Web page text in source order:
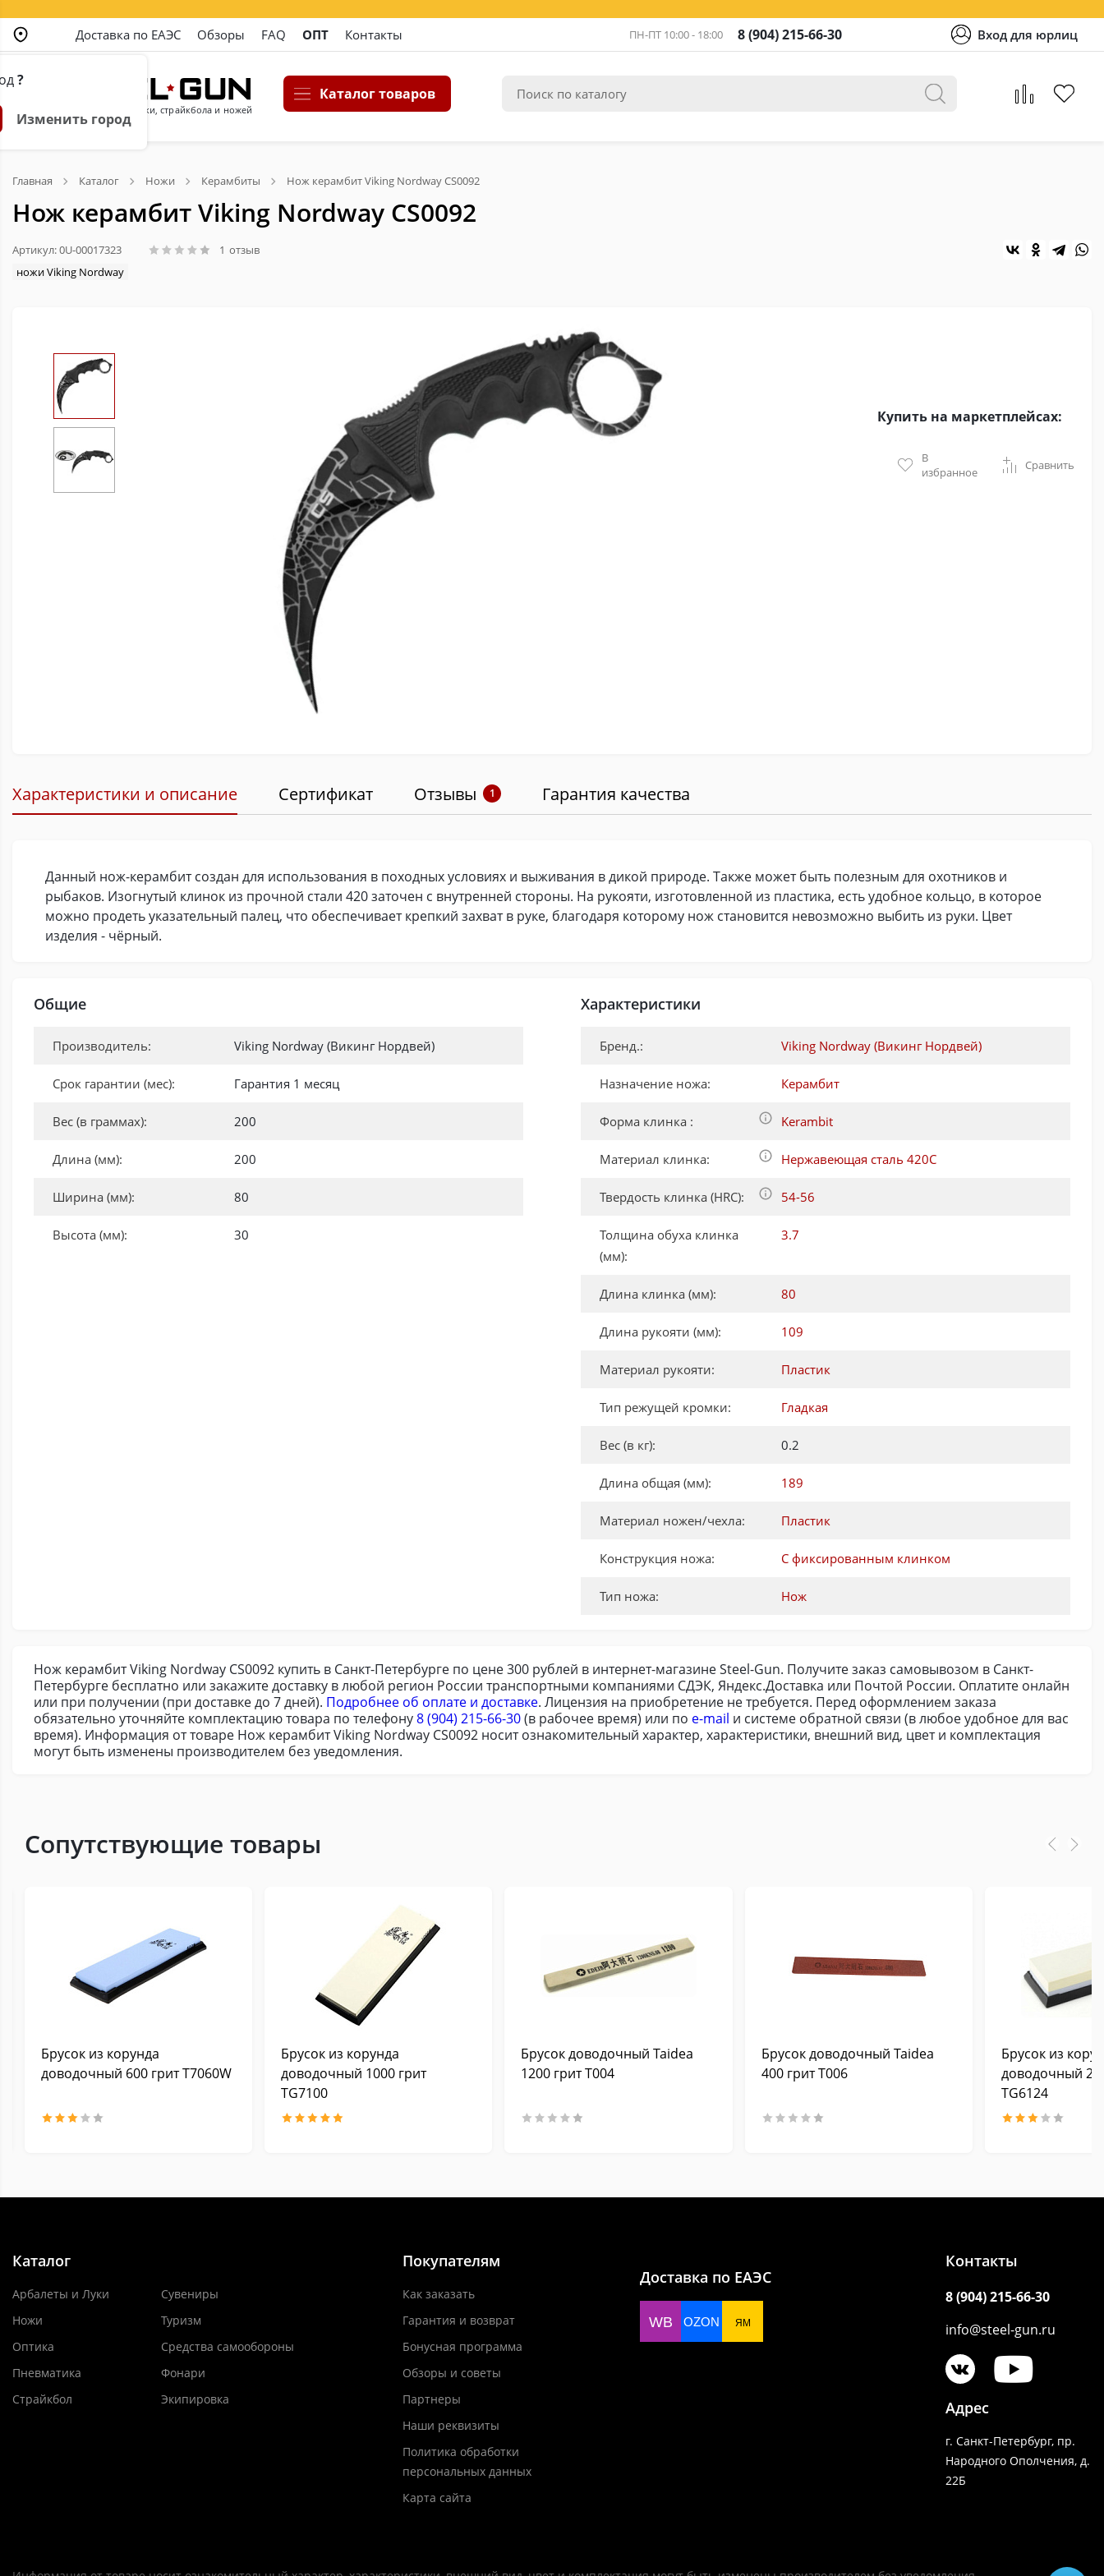
?
Изменить город
Доставка по ЕАЭС Обзоры FAQ ОПТ Контакты ПН-ПТ 10:00 - 18:00 8 (904) 215-66-30 Вход для юрлиц
Магазин пневматики, страйкбола и ножей
Каталог товаров
Главная Каталог Ножи Керамбиты Нож керамбит Viking Nordway CS0092
Нож керамбит Viking Nordway CS0092
Артикул: 0U-00017323 1 отзыв
ножи Viking Nordway
Купить на маркетплейсах:
В
избранное
Сравнить
Характеристики и описание Сертификат Отзывы 1 Гарантия качества
Данный нож-керамбит создан для использования в походных условиях и выживания в дикой природе. Также может быть полезным для охотников и
рыбаков. Изогнутый клинок из прочной стали 420 заточен с внутренней стороны. На рукояти, изготовленной из пластика, есть удобное кольцо, в которое
можно продеть указательный палец, что обеспечивает крепкий захват в руке, благодаря которому нож становится невозможно выбить из руки. Цвет
изделия - чёрный.
Общие
Производитель: Viking Nordway (Викинг Нордвей)
Срок гарантии (мес): Гарантия 1 месяц
Вес (в граммах): 200
Длина (мм): 200
Ширина (мм): 80
Высота (мм): 30
Характеристики
Бренд.: Viking Nordway (Викинг Нордвей)
Назначение ножа: Керамбит
Форма клинка : Kerambit
Материал клинка: Нержавеющая сталь 420C
Твердость клинка (HRC): 54-56
Толщина обуха клинка
(мм):
3.7
Длина клинка (мм): 80
Длина рукояти (мм): 109
Материал рукояти: Пластик
Тип режущей кромки: Гладкая
Вес (в кг): 0.2
Длина общая (мм): 189
Материал ножен/чехла: Пластик
Конструкция ножа: С фиксированным клинком
Тип ножа: Нож
Нож керамбит Viking Nordway CS0092 купить в Санкт-Петербурге по цене 300 рублей в интернет-магазине Steel-Gun. Получите заказ самовывозом в Санкт-
Петербурге бесплатно или закажите доставку в любой регион России транспортными компаниями СДЭК, Яндекс.Доставка или Почтой России. Оплатите онлайн
или при получении (при доставке до 7 дней). Подробнее об оплате и доставке. Лицензия на приобретение не требуется. Перед оформлением заказа
обязательно уточняйте комплектацию товара по телефону8 (904) 215-66-30(в рабочее время) или по e-mail и системе обратной связи (в любое удобное для вас
время). Информация от товаре Нож керамбит Viking Nordway CS0092 носит ознакомительный характер, характеристики, внешний вид, цвет и комплектация
могут быть изменены производителем без уведомления.
Сопутствующие товары
Брусок из корунда
доводочный 600 грит Т7060W
Брусок из корунда
доводочный 1000 грит
TG7100
Брусок доводочный Taidea
1200 грит T004
Брусок доводочный Taidea
400 грит T006
Брусок из
доводочный
TG6124
Каталог
Арбалеты и Луки
Ножи
Оптика
Пневматика
Страйкбол
Сувениры
Туризм
Средства самообороны
Фонари
Экипировка
Покупателям
Как заказать
Гарантия и возврат
Бонусная программа
Обзоры и советы
Партнеры
Наши реквизиты
Политика обработки
персональных данных
Карта сайта
Доставка по ЕАЭС
WB OZON ЯМ
Контакты
8 (904) 215-66-30
info@steel-gun.ru
Адрес
г. Санкт-Петербург, пр.
Народного Ополчения, д.
22Б